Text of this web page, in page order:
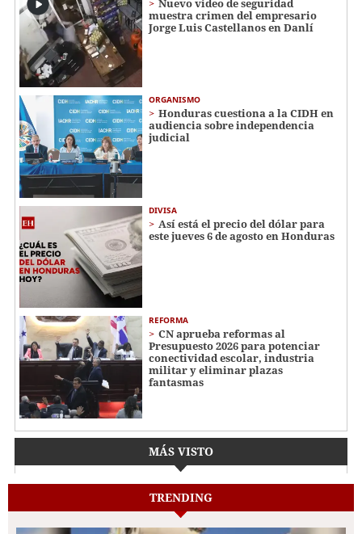
muestra crimen del empresario
Jorge Luis Castellanos en Danlí
ORGANISMO
Honduras cuestiona a la CIDH en
audiencia sobre independencia
judicial
DIVISA
Así está el precio del dólar para
este jueves 6 de agosto en Honduras
REFORMA
CN aprueba reformas al
Presupuesto 2026 para potenciar
conectividad escolar, industria
militar y eliminar plazas
fantasmas
MÁS VISTO
TRENDING